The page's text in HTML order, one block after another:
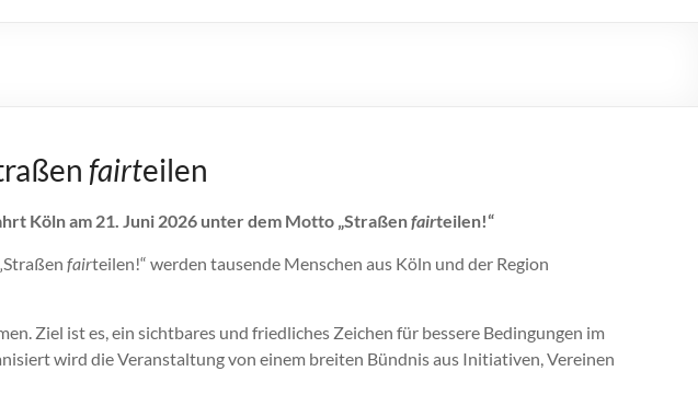
fairteilen
Köln am 21. Juni 2026 unter dem Motto „Straßenfairteilen!“
fairteilen!“ werden tausende Menschen aus Köln und der Region
Ziel ist es, ein sichtbares und friedliches Zeichen für bessere Bedingungen im
wird die Veranstaltung von einem breiten Bündnis aus Initiativen, Vereinen